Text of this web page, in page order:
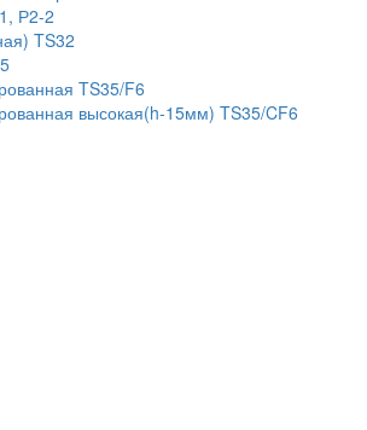
Р2-2
TS32
TS35/F6
высокая(h-15мм) TS35/CF6